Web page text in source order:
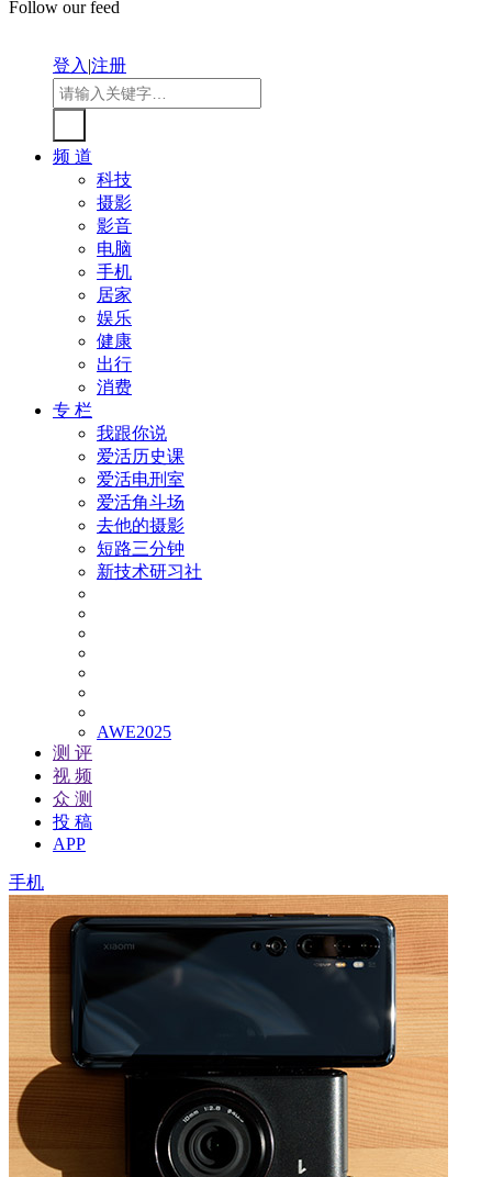
Follow our feed
登入|注册
频 道
科技
摄影
影音
电脑
手机
居家
娱乐
健康
出行
消费
专 栏
我跟你说
爱活历史课
爱活电刑室
爱活角斗场
去他的摄影
短路三分钟
新技术研习社
AWE2025
测 评
视 频
众 测
投 稿
APP
手机